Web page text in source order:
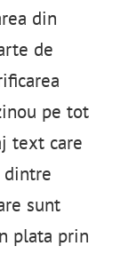
din
de
pe tot
text care
dintre
sunt
plata prin